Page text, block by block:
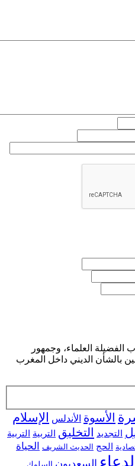
العلماء، وجمهور
الديني داخل المغرب
الأندلس الإسلام
التخليق التربية التربية
الحج الحديث الشريف الحياة
السعديون